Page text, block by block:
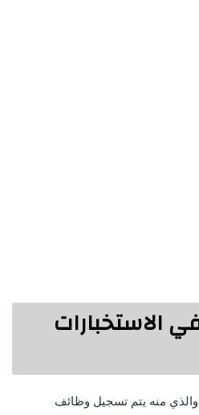
الاستخبارات
والذي منه يتم تسجيل وظائف